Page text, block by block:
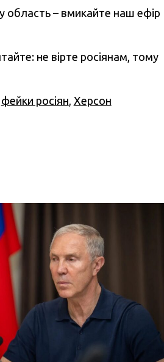
область – вмикайте наш ефір
не вірте росіянам, тому
фейки росіян Херсон